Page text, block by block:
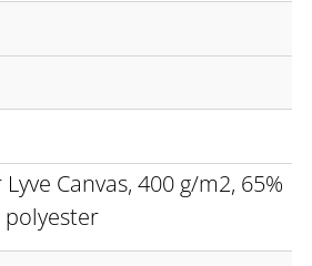
Canvas, 400 g/m2, 65%
polyester